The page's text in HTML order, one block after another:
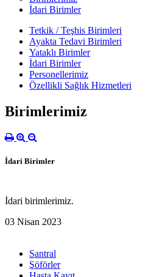
İdari Birimler
Tetkik / Teşhis Birimleri
Ayakta Tedavi Birimleri
Yataklı Birimler
İdari Birimler
Personellerimiz
Özellikli Sağlık Hizmetleri
Birimlerimiz
İdari Birimler
İdari birimlerimiz.
03 Nisan 2023
Santral
Şöförler